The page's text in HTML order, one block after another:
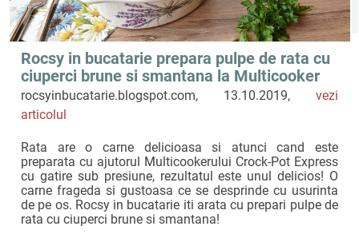
Rocsy in bucatarie prepara pulpe de rata cu
ciuperci brune si smantana la Multicooker
Express cu gatire sub presiune
rocsyinbucatarie.blogspot.com, 13.10.2019, vezi
articolul
Rata are o carne delicioasa si atunci cand este
preparata cu ajutorul Multicookerului Crock-Pot Express
cu gatire sub presiune, rezultatul este unul delicios! O
carne frageda si gustoasa ce se desprinde cu usurinta
de pe os. Rocsy in bucatarie iti arata cu prepari pulpe de
rata cu ciuperci brune si smantana!